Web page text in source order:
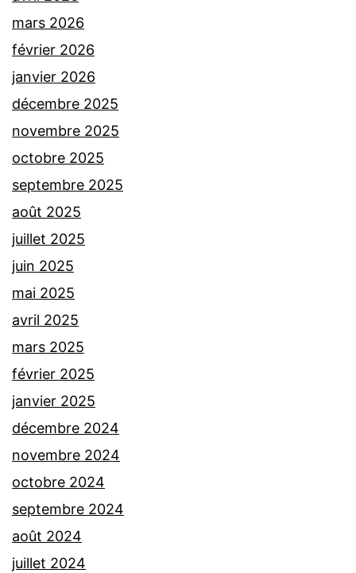
mars 2026
février 2026
janvier 2026
décembre 2025
novembre 2025
octobre 2025
septembre 2025
août 2025
juillet 2025
juin 2025
mai 2025
avril 2025
mars 2025
février 2025
janvier 2025
décembre 2024
novembre 2024
octobre 2024
septembre 2024
août 2024
juillet 2024